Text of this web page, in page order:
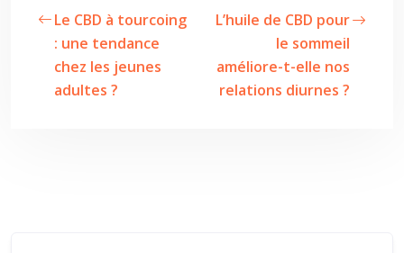
Le CBD à tourcoing
: une tendance
chez les jeunes
adultes ?
L’huile de CBD pour
le sommeil
améliore-t-elle nos
relations diurnes ?